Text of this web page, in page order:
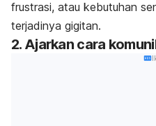
frustrasi, atau kebutuhan
terjadinya gigitan.
2. Ajarkan cara